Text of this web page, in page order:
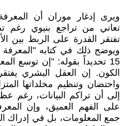
ويرى إدغار موران أن
تعاني من تراجع بنيوي رغم
تفتقر القدرة على الربط بين
ويوضح ذلك في كتابه
15 تحديداً بقوله: "إن توسع
الكون. إن العقل البشري
واحتضان وتنظيم مخلداتها
إلى أن تراكم البيانات، رغم
على الفهم العميق، وإن
جمع المعلومات، بل في إدراك